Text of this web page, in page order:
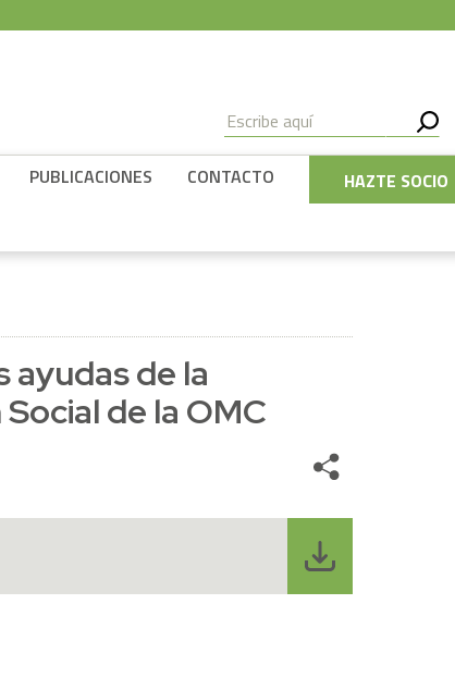
PUBLICACIONES CONTACTO
HAZTE SOCIO
ayudas de la
de la OMC
Share